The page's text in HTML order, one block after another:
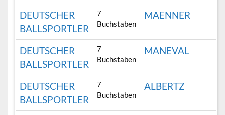
DEUTSCHER
BALLSPORTLER
7
Buchstaben
MAENNER
DEUTSCHER
BALLSPORTLER
7
Buchstaben
MANEVAL
DEUTSCHER
BALLSPORTLER
7
Buchstaben
ALBERTZ